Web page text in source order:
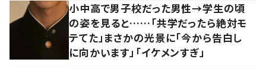
小中高で男子校だった男性→学生の頃
の姿を見ると……「共学だったら絶対モ
テてた」まさかの光景に「今から告白し
に向かいます」「イケメンすぎ」